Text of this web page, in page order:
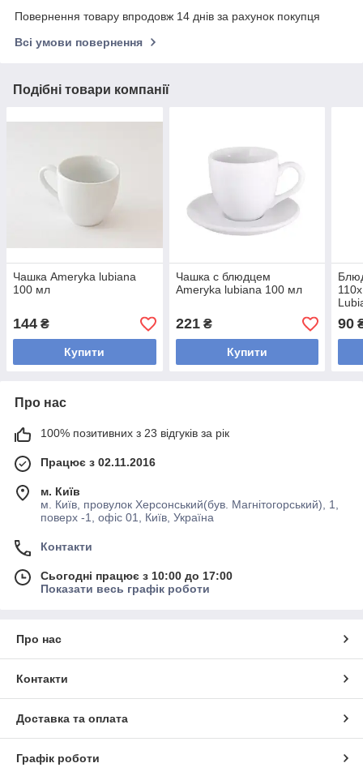
Повернення товару впродовж 14 днів за рахунок покупця
Всі умови повернення
Подібні товари компанії
Чашка Ameryka lubiana
100 мл
144 ₴
Купити
Чашка с блюдцем
Ameryka lubiana 100 мл
221₴
Купити
90
Про нас
100% позитивних з 23 відгуків за рік
Працює з 02.11.2016
м. Київ
м. Київ, провулок Херсонський(був. Магнітогорський), 1,
поверх -1, офіс 01, Київ, Україна
Контакти
Сьогодні працює з 10:00 до 17:00
Показати весь графік роботи
Про нас
Контакти
Доставка та оплата
Графік роботи